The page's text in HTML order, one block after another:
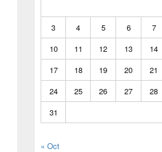
3
4 5 6 7
10
11 12 13 14
17
18 19 20 21
24
25 26 27 28
31
« Oct